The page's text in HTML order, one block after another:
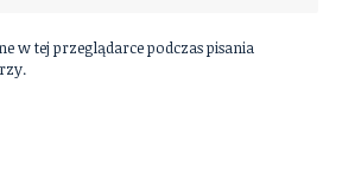
w tej przeglądarce podczas pisania